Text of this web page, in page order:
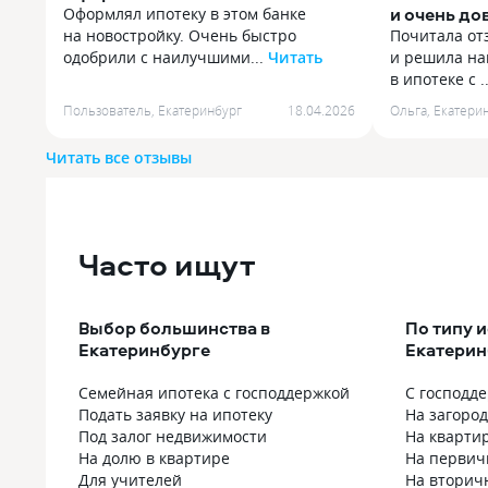
Оформлял ипотеку в этом банке
на новостройку. Очень быстро
одобрили с наилучшими... Читать
на новостройку. Очень быстро
одобрили с наилучшими условиями.
подробно объяснили что нужно
ипотеки вопросов не возникает,
автоплатижи работают как
также есть отслеживание ипотечных
страховок, графиков и справок. Все
очень удобно. Возникающие вопросы
оперативно решаются через чат.
Рекомендую
Пользователь Екатеринбург 18.04.2026
и очень
Почитала
и решила
в ипотеке с
Почитала
и решила
на встречу
По
вежливо
вопроса.
Ольга
Читать все отзывы
Часто ищут
Выбор большинства в
Екатеринбурге
Семейная ипотека с господдержкой
Подать заявку на ипотеку
Под залог недвижимости
На долю в квартире
Для учителей
По типу
С
На
На
На
На